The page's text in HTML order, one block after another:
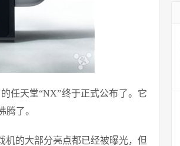
任天堂“NX”终于正式公布了。它
腾了。
机的大部分亮点都已经被曝光，但